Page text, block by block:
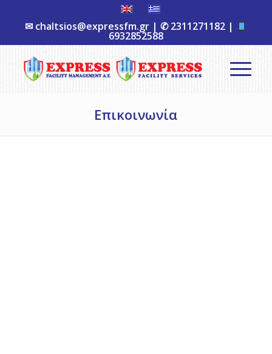
✉ chaltsios@expressfm.gr| ✆2311271182|
6932852588
Επικοινωνία